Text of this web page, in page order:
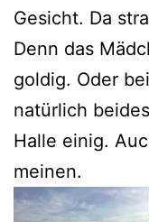
Gesicht. Da
Denn das
goldig. Oder
natürlich
Halle einig.
meinen.